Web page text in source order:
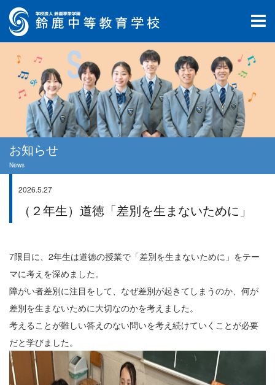
お知らせ
News
2026.5.27
（２年生）道徳「差別を生まないために」
7限目に、2年生は道徳の授業で「差別を生まないために」をテー
マに考えを深めました。
障がい者差別に注目をして、なぜ差別が起きてしまうのか、何が
差別を生まないために大切なのかを考えました。
考えることが難しい答えのない問いを考え続けていくことが必要
だと学びました。